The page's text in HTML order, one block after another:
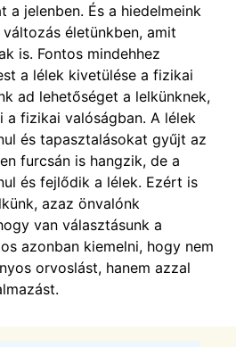
a jelenben. És a hiedelmeink
életünkben, amit
is. Fontos mindehhez
a lélek kivetülése a fizikai
ad lehetőséget a lelkünknek,
a fizikai valóságban. A lélek
és tapasztalásokat gyűjt az
furcsán is hangzik, de a
és fejlődik a lélek. Ezért is
azaz önvalónk
van választásunk a
azonban kiemelni, hogy nem
orvoslást, hanem azzal